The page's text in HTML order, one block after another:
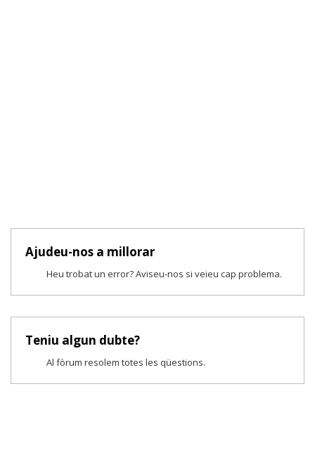
Ajudeu-nos a millorar
Heu trobat un error? Aviseu-nos si veieu cap problema.
Teniu algun dubte?
Al fòrum resolem totes les qüestions.